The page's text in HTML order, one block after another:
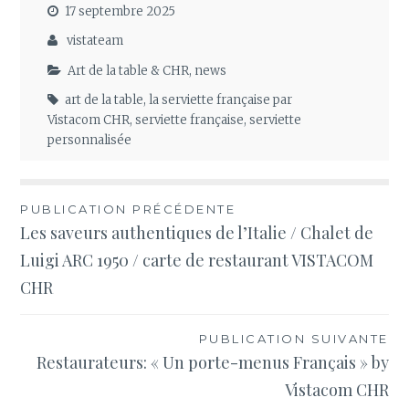
17 septembre 2025
vistateam
Art de la table & CHR, news
art de la table,la serviette française par
Vistacom CHR,serviette française,serviette
personnalisée
Navigation
de
l’article
PUBLICATION PRÉCÉDENTE
Les saveurs authentiques de l’Italie / Chalet de
Luigi ARC 1950 / carte de restaurant VISTACOM
CHR
PUBLICATION SUIVANTE
Restaurateurs: « Un porte-menus Français » by
Vistacom CHR